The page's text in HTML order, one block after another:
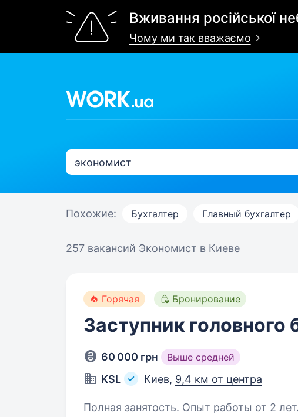
Вживання російської
Чому ми так вважаємо
Похожие: Бухгалтер Главный бухгалтер
257 вакансий Экономист в Киеве
Горячая Бронирование
Заступник головного
60 000 грн Выше средней
KSL Киев, 9,4 км от центра
Полная занятость. Опыт работы от 2 лет. KSL — відома українська